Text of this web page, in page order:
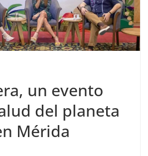
un evento
del planeta
Mérida